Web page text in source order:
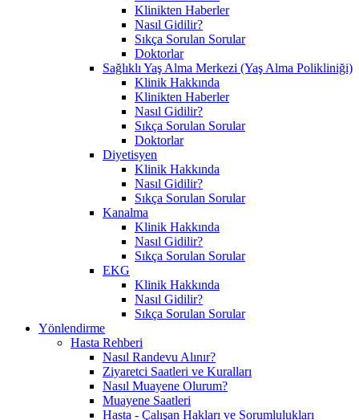
Klinikten Haberler
Nasıl Gidilir?
Sıkça Sorulan Sorular
Doktorlar
Sağlıklı Yaş Alma Merkezi (Yaş Alma Polikliniği)
Klinik Hakkında
Klinikten Haberler
Nasıl Gidilir?
Sıkça Sorulan Sorular
Doktorlar
Diyetisyen
Klinik Hakkında
Nasıl Gidilir?
Sıkça Sorulan Sorular
Kanalma
Klinik Hakkında
Nasıl Gidilir?
Sıkça Sorulan Sorular
EKG
Klinik Hakkında
Nasıl Gidilir?
Sıkça Sorulan Sorular
Yönlendirme
Hasta Rehberi
Nasıl Randevu Alınır?
Ziyaretci Saatleri ve Kuralları
Nasıl Muayene Olurum?
Muayene Saatleri
Hasta - Çalışan Hakları ve Sorumlulukları